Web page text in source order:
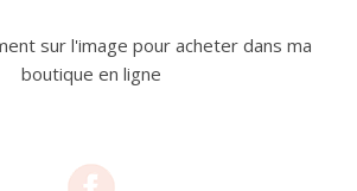
sur l'image pour acheter dans ma
boutique en ligne